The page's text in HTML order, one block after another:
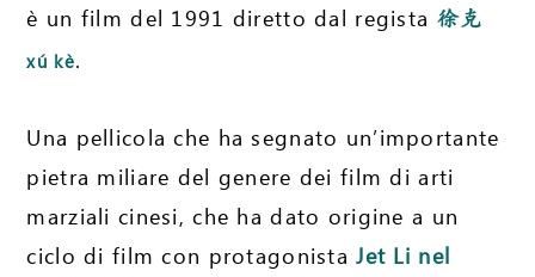
è un film del 1991 diretto dal regista 徐克
xú kè.
Una pellicola che ha segnato un’importante
pietra miliare del genere dei film di arti
marziali cinesi, che ha dato origine a un
ciclo di film con protagonistaJet Li nel